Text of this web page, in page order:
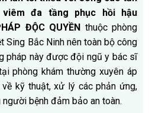
đa tầng phục hồi hậu
ĐỘC QUYỀN thuộc phòng
Sing Bắc Ninh nên toàn bộ công
pháp này được đội ngũ y bác sĩ
phòng khám thường xuyên áp
kỹ thuật, xử lý các phản ứng,
bệnh đảm bảo an toàn.